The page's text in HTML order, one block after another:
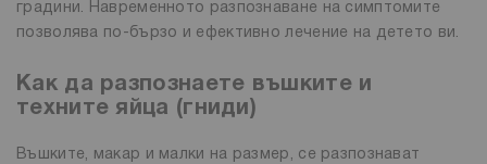
градини. Навременното разпознаване на симптомите
позволява по-бързо и ефективно лечение на детето ви.
Как да разпознаете въшките и
техните яйца (гниди)
Въшките, макар и малки на размер, се разпознават